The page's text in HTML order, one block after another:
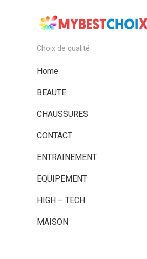
Choix de qualité
Home
BEAUTE
CHAUSSURES
CONTACT
ENTRAINEMENT
EQUIPEMENT
HIGH – TECH
MAISON